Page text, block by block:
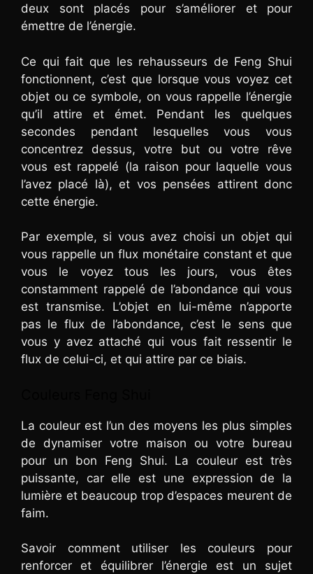
deux sont placés pour s’améliorer et pour
émettre de l’énergie.
Ce qui fait que les rehausseurs de Feng Shui
fonctionnent, c’est que lorsque vous voyez cet
objet ou ce symbole, on vous rappelle l’énergie
qu’il attire et émet. Pendant les quelques
secondes pendant lesquelles vous vous
concentrez dessus, votre but ou votre rêve
vous est rappelé (la raison pour laquelle vous
l’avez placé là), et vos pensées attirent donc
cette énergie.
Par exemple, si vous avez choisi un objet qui
vous rappelle un flux monétaire constant et que
vous le voyez tous les jours, vous êtes
constamment rappelé de l’abondance qui vous
est transmise. L’objet en lui-même n’apporte
pas le flux de l’abondance, c’est le sens que
vous y avez attaché qui vous fait ressentir le
flux de celui-ci, et qui attire par ce biais.
La couleur est l’un des moyens les plus simples
de dynamiser votre maison ou votre bureau
pour un bon Feng Shui. La couleur est très
puissante, car elle est une expression de la
lumière et beaucoup trop d’espaces meurent de
faim.
Savoir comment utiliser les couleurs pour
renforcer et équilibrer l’énergie est un sujet